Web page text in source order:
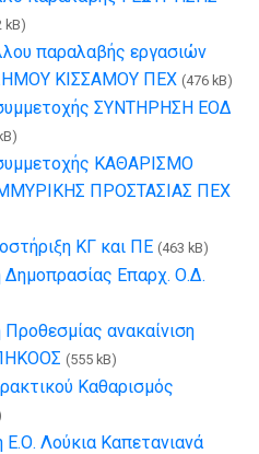
kB)
παραλαβής εργασιών
ΚΙΣΣΑΜΟΥ ΠΕΧ (476 kB)
ΣΥΝΤΗΡΗΣΗ ΕΟΔ
ΚΑΘΑΡΙΣΜΟ
ΠΡΟΣΤΑΣΙΑΣ ΠΕΧ
ΚΓ και ΠΕ (463 kB)
Δημοπρασίας Επαρχ. Ο.Δ.
ανακαίνιση
(555 kB)
Καθαρισμός
Λούκια Καπετανιανά